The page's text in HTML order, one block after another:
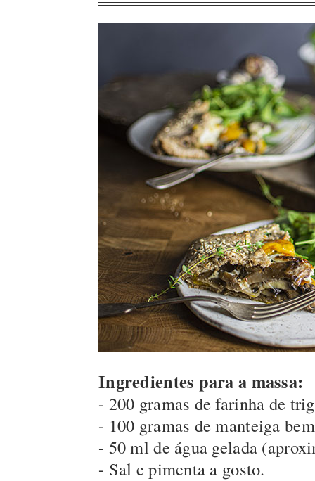
Ingredientes para a massa:
- 200 gramas de farinha de
- 100 gramas de manteiga
- 50 ml de água gelada
- Sal e pimenta a gosto.